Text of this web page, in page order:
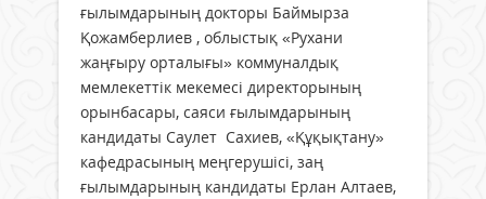
ғылымдарының докторы Баймырза
Қожамберлиев , облыстық «Рухани
жаңғыру орталығы» коммуналдық
мемлекеттік мекемесі директорының
орынбасары, саяси ғылымдарының
кандидаты Саулет Сахиев, «Құқықтану»
кафедрасының меңгерушісі, заң
ғылымдарының кандидаты Ерлан Алтаев,